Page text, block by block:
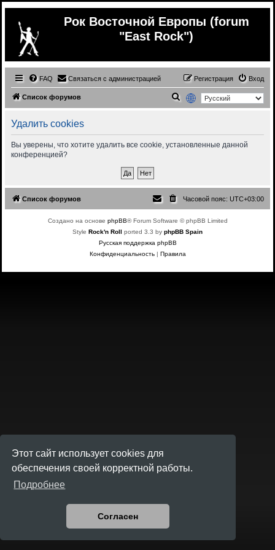
Этот сайт использует cookies для
обеспечения своей корректной работы.
Подробнее
Согласен
Рок Восточной Европы (forum
"East Rock")
FAQ Связаться с администрацией Вход
Регистрация
Список форумов
Удалить cookies
Вы уверены, что хотите удалить все cookie, установленные данной
конференцией?
Список форумов Часовой пояс: UTC+03:00
Создано на основе phpBB® Forum Software © phpBB Limited
Style Rock'n Roll ported 3.3 by phpBB Spain
Русская поддержка phpBB
Конфиденциальность| Правила